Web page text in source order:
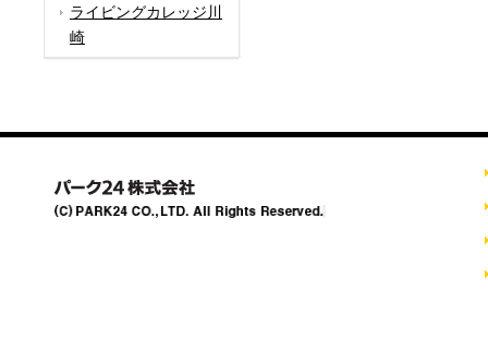
ライビングカレッジ川
崎